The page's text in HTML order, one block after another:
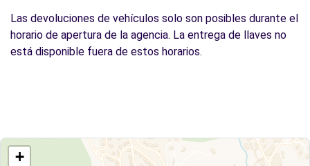
Las devoluciones de vehículos solo son posibles durante el
horario de apertura de la agencia. La entrega de llaves no
está disponible fuera de estos horarios.
+